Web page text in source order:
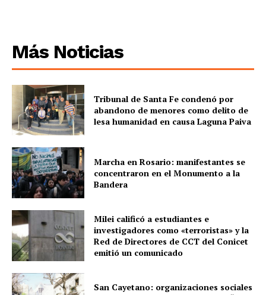
Más Noticias
Tribunal de Santa Fe condenó por
abandono de menores como delito de
lesa humanidad en causa Laguna Paiva
Marcha en Rosario: manifestantes se
concentraron en el Monumento a la
Bandera
Milei calificó a estudiantes e
investigadores como «terroristas» y la
Red de Directores de CCT del Conicet
emitió un comunicado
San Cayetano: organizaciones sociales